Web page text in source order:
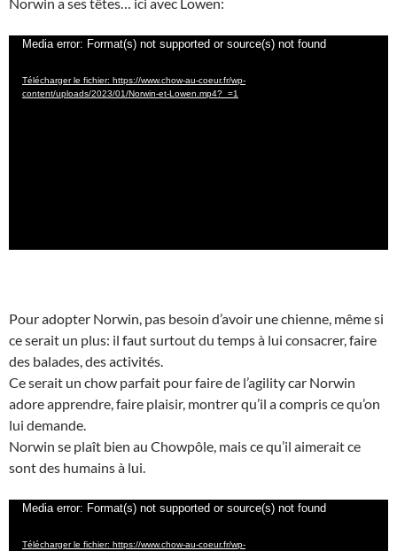
Lecteur
Media error: Format(s) not supported or source(s) not found
Télécharger le fichier: https://www.chow-au-coeur.fr/wp-
content/uploads/2023/01/Norwin-et-Lowen.mp4?_=1
Pour adopter Norwin, pas besoin d’avoir une chienne, même si
ce serait un plus: il faut surtout du temps à lui consacrer, faire
des balades, des activités.
Ce serait un chow parfait pour faire de l’agility car Norwin
adore apprendre, faire plaisir, montrer qu’il a compris ce qu’on
lui demande.
Norwin se plaît bien au Chowpôle, mais ce qu’il aimerait ce
sont des humains à lui.
Lecteur
Media error: Format(s) not supported or source(s) not found
Télécharger le fichier: https://www.chow-au-coeur.fr/wp-